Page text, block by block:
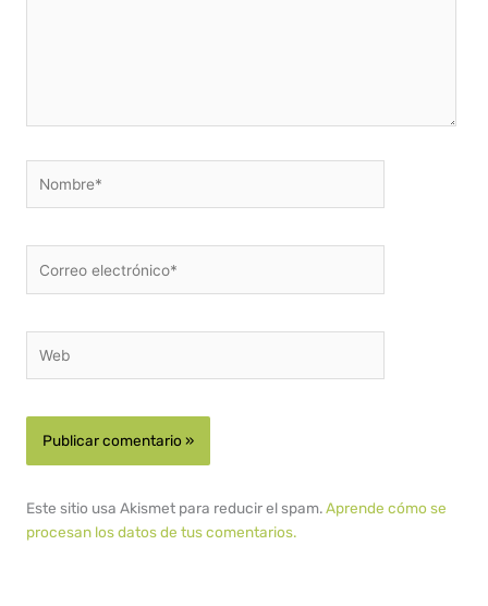
electrónico*
Este sitio usa Akismet para reducir el spam.Aprende cómo se
procesan los datos de tus comentarios.